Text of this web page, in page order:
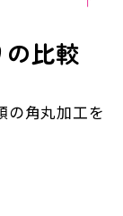
比較
の角丸加工を